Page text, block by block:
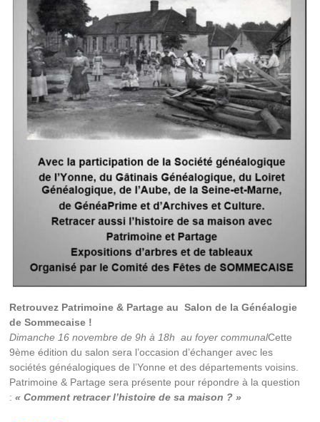
Retrouvez Patrimoine & Partage au Salon de la Généalogie
de Sommecaise !
Dimanche 16 novembre de 9h à 18h au foyer communalCette
9ème édition du salon sera l’occasion d’échanger avec les
sociétés généalogiques de l’Yonne et des départements voisins.
Patrimoine & Partage sera présente pour répondre à la question
:« Comment retracer l’histoire de sa maison ? »